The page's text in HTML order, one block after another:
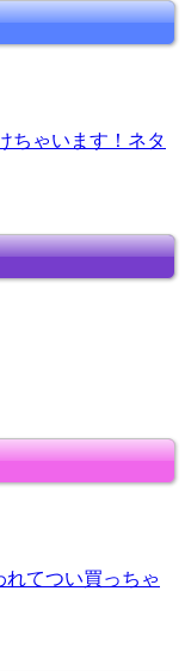
ちゃいます！ネタ
てつい買っちゃ